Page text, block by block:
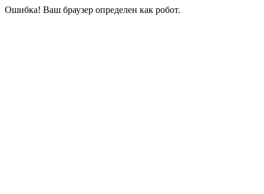
Ошибка! Ваш браузер определен как робот.